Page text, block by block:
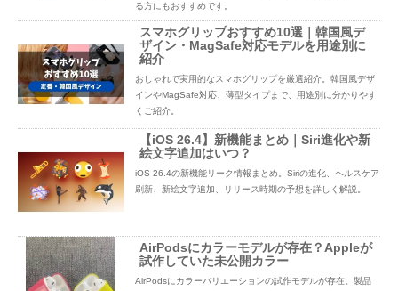
る方にもおすすめです。
スマホグリップおすすめ10選｜韓国風デ
ザイン・MagSafe対応モデルを用途別に
紹介
おしゃれで実用的なスマホグリップを厳選紹介。韓国風デザ
インやMagSafe対応、薄型タイプまで、用途別に分かりやす
くご紹介。
【iOS 26.4】新機能まとめ｜Siri進化や新
絵文字追加はいつ？
iOS 26.4の新機能リーク情報まとめ。Siriの進化、ヘルスケア
刷新、新絵文字追加、リリース時期の予想を詳しく解説。
AirPodsにカラーモデルが存在？Appleが
試作していた未公開カラー
AirPodsにカラーバリエーションの試作モデルが存在。製品